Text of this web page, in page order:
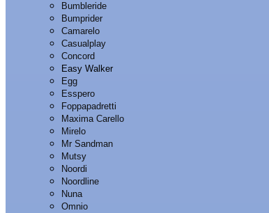
Bumbleride
Bumprider
Camarelo
Casualplay
Concord
Easy Walker
Egg
Esspero
Foppapadretti
Maxima Carello
Mirelo
Mr Sandman
Mutsy
Noordi
Noordline
Nuna
Omnio